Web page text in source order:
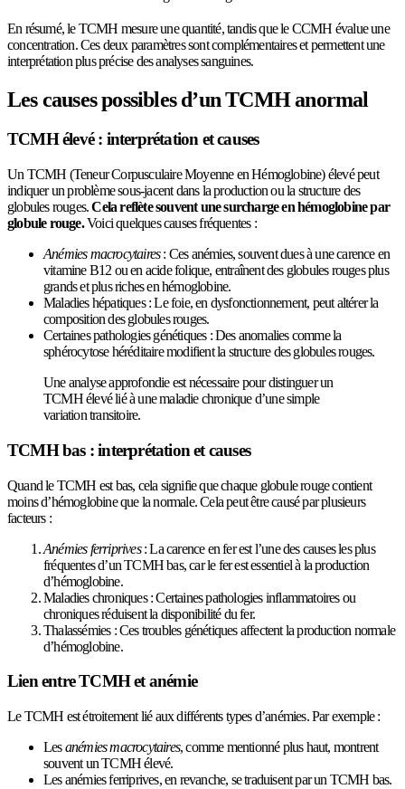
En résumé, le TCMH mesure une quantité, tandis que le CCMH évalue une
concentration. Ces deux paramètres sont complémentaires et permettent une
interprétation plus précise des analyses sanguines.
Les causes possibles d’un TCMH anormal
TCMH élevé : interprétation et causes
Un TCMH (Teneur Corpusculaire Moyenne en Hémoglobine) élevé peut
indiquer un problème sous-jacent dans la production ou la structure des
globules rouges.Cela reflète souvent une surcharge en hémoglobine par
globule rouge.Voici quelques causes fréquentes :
Anémies macrocytaires: Ces anémies, souvent dues à une carence en
vitamine B12 ou en acide folique, entraînent des globules rouges plus
grands et plus riches en hémoglobine.
Maladies hépatiques : Le foie, en dysfonctionnement, peut altérer la
composition des globules rouges.
Certaines pathologies génétiques : Des anomalies comme la
sphérocytose héréditaire modifient la structure des globules rouges.
Une analyse approfondie est nécessaire pour distinguer un
TCMH élevé lié à une maladie chronique d’une simple
variation transitoire.
TCMH bas : interprétation et causes
Quand le TCMH est bas, cela signifie que chaque globule rouge contient
moins d’hémoglobine que la normale. Cela peut être causé par plusieurs
facteurs :
Anémies ferriprives: La carence en fer est l’une des causes les plus
fréquentes d’un TCMH bas, car le fer est essentiel à la production
d’hémoglobine.
Maladies chroniques : Certaines pathologies inflammatoires ou
chroniques réduisent la disponibilité du fer.
Thalassémies : Ces troubles génétiques affectent la production normale
d’hémoglobine.
Lien entre TCMH et anémie
Le TCMH est étroitement lié aux différents types d’anémies. Par exemple :
Lesanémies macrocytaires, comme mentionné plus haut, montrent
souvent un TCMH élevé.
Les anémies ferriprives, en revanche, se traduisent par un TCMH bas.